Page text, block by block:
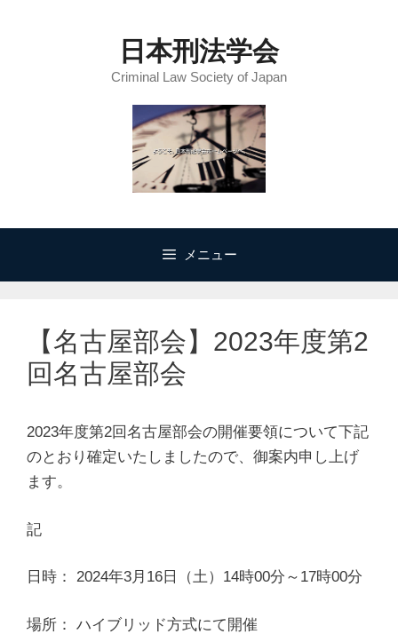
日本刑法学会
Criminal Law Society of Japan
メニュー
【名古屋部会】2023年度第2
回名古屋部会
2023年度第2回名古屋部会の開催要領について下記
のとおり確定いたしましたので、御案内申し上げ
ます。
記
日時： 2024年3月16日（土）14時00分～17時00分
場所： ハイブリッド方式にて開催